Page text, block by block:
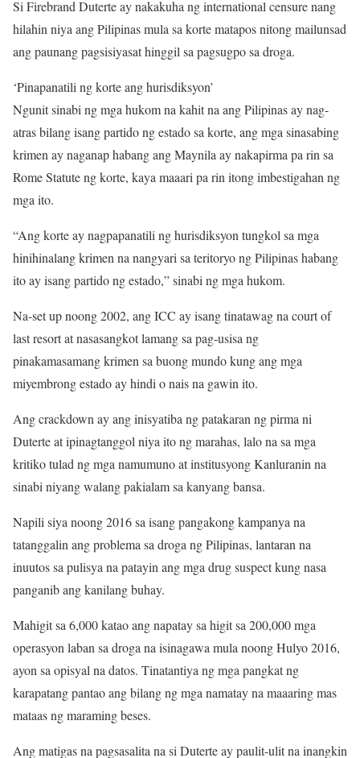
Si Firebrand Duterte ay nakakuha ng international censure nang
hilahin niya ang Pilipinas mula sa korte matapos nitong mailunsad
ang paunang pagsisiyasat hinggil sa pagsugpo sa droga.
‘Pinapanatili ng korte ang hurisdiksyon’
Ngunit sinabi ng mga hukom na kahit na ang Pilipinas ay nag-
atras bilang isang partido ng estado sa korte, ang mga sinasabing
krimen ay naganap habang ang Maynila ay nakapirma pa rin sa
Rome Statute ng korte, kaya maaari pa rin itong imbestigahan ng
mga ito.
“Ang korte ay nagpapanatili ng hurisdiksyon tungkol sa mga
hinihinalang krimen na nangyari sa teritoryo ng Pilipinas habang
ito ay isang partido ng estado,” sinabi ng mga hukom.
Na-set up noong 2002, ang ICC ay isang tinatawag na court of
last resort at nasasangkot lamang sa pag-usisa ng
pinakamasamang krimen sa buong mundo kung ang mga
miyembrong estado ay hindi o nais na gawin ito.
Ang crackdown ay ang inisyatiba ng patakaran ng pirma ni
Duterte at ipinagtanggol niya ito ng marahas, lalo na sa mga
kritiko tulad ng mga namumuno at institusyong Kanluranin na
sinabi niyang walang pakialam sa kanyang bansa.
Napili siya noong 2016 sa isang pangakong kampanya na
tatanggalin ang problema sa droga ng Pilipinas, lantaran na
inuutos sa pulisya na patayin ang mga drug suspect kung nasa
panganib ang kanilang buhay.
Mahigit sa 6,000 katao ang napatay sa higit sa 200,000 mga
operasyon laban sa droga na isinagawa mula noong Hulyo 2016,
ayon sa opisyal na datos. Tinatantiya ng mga pangkat ng
karapatang pantao ang bilang ng mga namatay na maaaring mas
mataas ng maraming beses.
Ang matigas na pagsasalita na si Duterte ay paulit-ulit na inangkin